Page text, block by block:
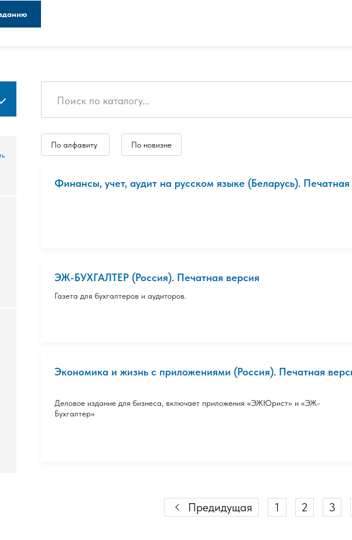
По алфавиту По новизне
Финансы, учет, аудит на русском языке (Беларусь). Печатная
ЭЖ-БУХГАЛТЕР (Россия). Печатная версия
Газета для бухгалтеров и аудиторов.
Экономика и жизнь с приложениями (Россия). Печатная
Деловое издание для бизнеса, включает приложения «ЭЖЮрист» и «ЭЖ-
Бухгалтер»
Предидущая 1 2 3